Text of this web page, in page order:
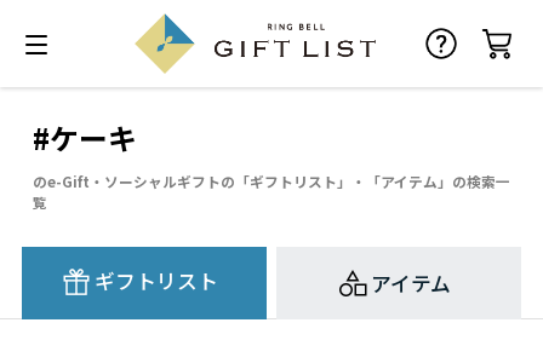
#ケーキ
のe-Gift・ソーシャルギフトの「ギフトリスト」・「アイテム」の検索一
覧
ギフトリスト アイテム